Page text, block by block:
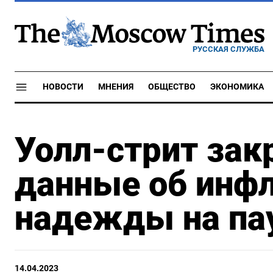
РУССКАЯ СЛУЖБА
НОВОСТИ МНЕНИЯ ОБЩЕСТВО ЭКОНОМИКА
Уолл-стрит
данные об
надежды на
14.04.2023